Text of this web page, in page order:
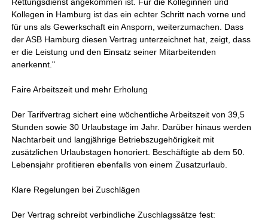
Kollegen in Hamburg ist das ein echter Schritt nach vorne und
für uns als Gewerkschaft ein Ansporn, weiterzumachen. Dass
der ASB Hamburg diesen Vertrag unterzeichnet hat, zeigt, dass
er die Leistung und den Einsatz seiner Mitarbeitenden
anerkennt."
Faire Arbeitszeit und mehr Erholung
Der Tarifvertrag sichert eine wöchentliche Arbeitszeit von 39,5
Stunden sowie 30 Urlaubstage im Jahr. Darüber hinaus werden
Nachtarbeit und langjährige Betriebszugehörigkeit mit
zusätzlichen Urlaubstagen honoriert. Beschäftigte ab dem 50.
Lebensjahr profitieren ebenfalls von einem Zusatzurlaub.
Klare Regelungen bei Zuschlägen
Der Vertrag schreibt verbindliche Zuschlagssätze fest: